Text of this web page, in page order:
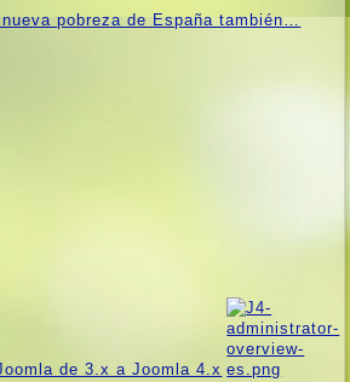
pobreza de España también…
de 3.x a Joomla 4.x